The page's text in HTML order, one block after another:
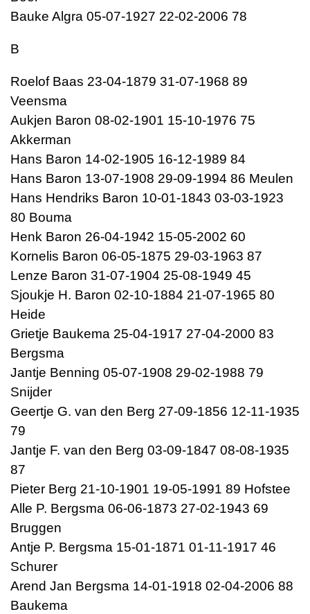
Bauke Algra 05-07-1927 22-02-2006 78
B
Roelof Baas 23-04-1879 31-07-1968 89
Veensma
Aukjen Baron 08-02-1901 15-10-1976 75
Akkerman
Hans Baron 14-02-1905 16-12-1989 84
Hans Baron 13-07-1908 29-09-1994 86 Meulen
Hans Hendriks Baron 10-01-1843 03-03-1923
80 Bouma
Henk Baron 26-04-1942 15-05-2002 60
Kornelis Baron 06-05-1875 29-03-1963 87
Lenze Baron 31-07-1904 25-08-1949 45
Sjoukje H. Baron 02-10-1884 21-07-1965 80
Heide
Grietje Baukema 25-04-1917 27-04-2000 83
Bergsma
Jantje Benning 05-07-1908 29-02-1988 79
Snijder
Geertje G. van den Berg 27-09-1856 12-11-1935
79
Jantje F. van den Berg 03-09-1847 08-08-1935
87
Pieter Berg 21-10-1901 19-05-1991 89 Hofstee
Alle P. Bergsma 06-06-1873 27-02-1943 69
Bruggen
Antje P. Bergsma 15-01-1871 01-11-1917 46
Schurer
Arend Jan Bergsma 14-01-1918 02-04-2006 88
Baukema